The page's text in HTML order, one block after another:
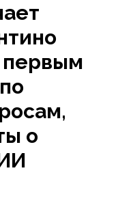
первым
о